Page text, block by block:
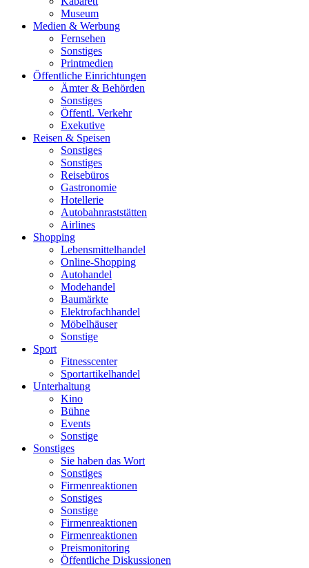
Museum
Medien & Werbung
Fernsehen
Sonstiges
Printmedien
Öffentliche Einrichtungen
Ämter & Behörden
Sonstiges
Öffentl. Verkehr
Exekutive
Reisen & Speisen
Sonstiges
Sonstiges
Reisebüros
Gastronomie
Hotellerie
Autobahnraststätten
Airlines
Shopping
Lebensmittelhandel
Online-Shopping
Autohandel
Modehandel
Baumärkte
Elektrofachhandel
Möbelhäuser
Sonstige
Sport
Fitnesscenter
Sportartikelhandel
Unterhaltung
Kino
Bühne
Events
Sonstige
Sonstiges
Sie haben das Wort
Sonstiges
Firmenreaktionen
Sonstiges
Sonstige
Firmenreaktionen
Firmenreaktionen
Preismonitoring
Öffentliche Diskussionen